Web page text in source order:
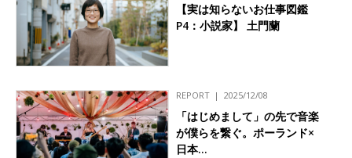
【実は知らないお仕事図鑑
P4：小説家】 土門蘭
REPORT 2025/12/08
「はじめまして」の先で音楽
が僕らを繋ぐ。ポーランド×
日本…